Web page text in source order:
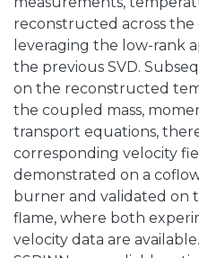
reconstructed across
leveraging the low-rank
the previous SVD.
on the reconstructed
the coupled mass,
transport equations,
corresponding velocity
demonstrated on a
burner and validated on
flame, where both
velocity data are